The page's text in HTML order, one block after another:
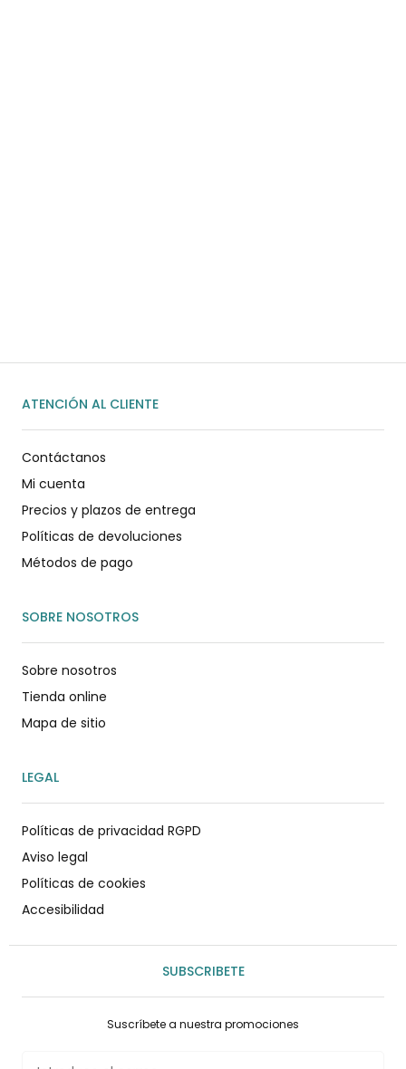
ATENCIÓN AL CLIENTE
Contáctanos
Mi cuenta
Precios y plazos de entrega
Políticas de devoluciones
Métodos de pago
SOBRE NOSOTROS
Sobre nosotros
Tienda online
Mapa de sitio
LEGAL
Políticas de privacidad RGPD
Aviso legal
Políticas de cookies
Accesibilidad
SUBSCRIBETE
Suscríbete a nuestra promociones